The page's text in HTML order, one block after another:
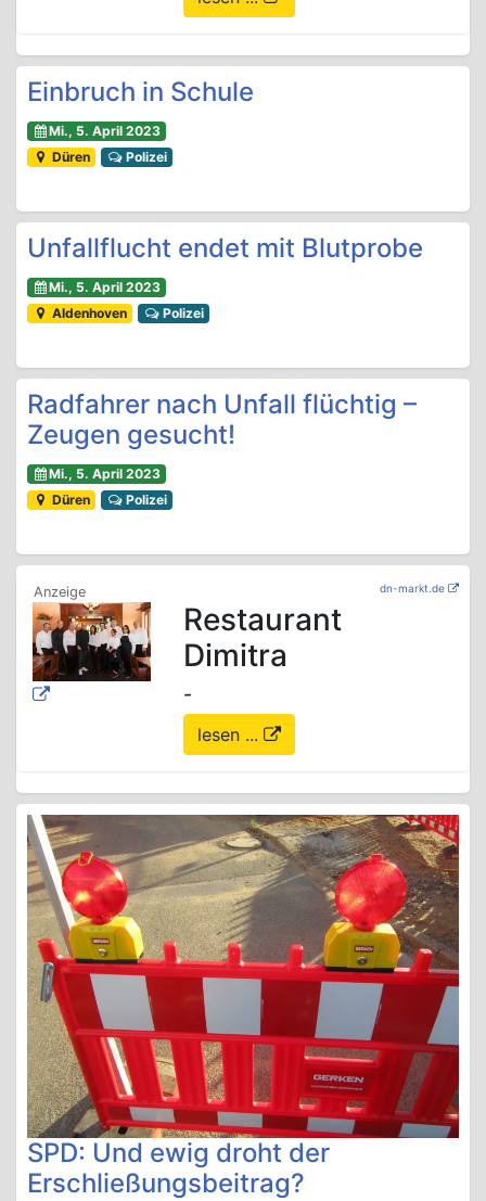
Einbruch in Schule
Mi., 5. April 2023
Düren
Polizei
Unfallflucht endet mit Blutprobe
Mi., 5. April 2023
Aldenhoven
Polizei
Radfahrer nach Unfall flüchtig –
Zeugen gesucht!
Mi., 5. April 2023
Düren
Polizei
dn-markt.de
Restaurant
Dimitra
-
lesen ...
SPD: Und ewig droht der
Erschließungsbeitrag?